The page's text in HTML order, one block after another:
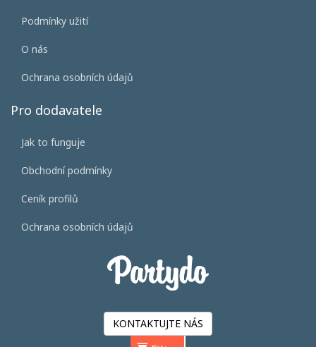
Podmínky užití
O nás
Ochrana osobních údajů
Pro dodavatele
Jak to funguje
Obchodní podmínky
Ceník profilů
Ochrana osobních údajů
KONTAKTUJTE NÁS